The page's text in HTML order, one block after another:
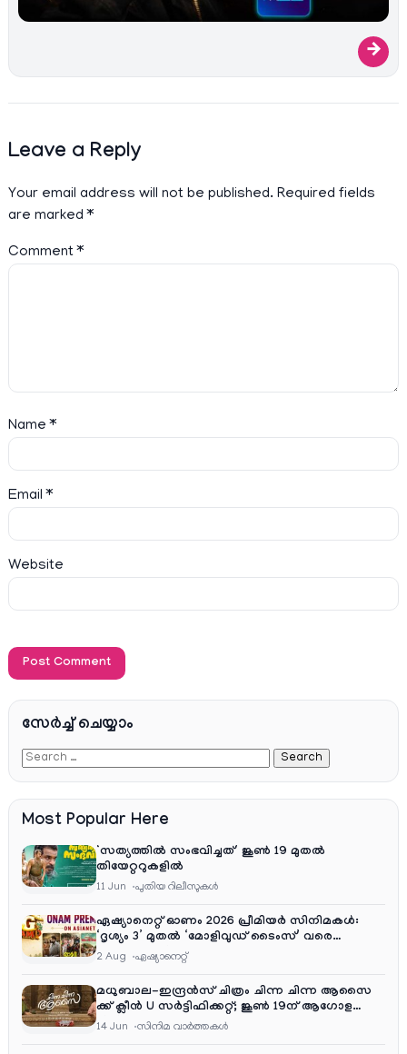
→
Leave a Reply
Your email address will not be published. Required fields
are marked*
Comment*
Name*
Email*
Website
സേര്‍ച്ച്‌ ചെയ്യാം
Most Popular Here
‘സത്യത്തിൽ സംഭവിച്ചത്’ ജൂൺ 19 മുതൽ
തിയേറ്ററുകളിൽ
11 Jun പുതിയ റിലീസുകള്‍
ഏഷ്യാനെറ്റ് ഓണം 2026 പ്രീമിയർ സിനിമകൾ:
‘ദൃശ്യം 3’ മുതൽ ‘മോളിവുഡ് ടൈംസ്’ വരെ
ആഘോഷ വിരുന്ന്
2 Aug ഏഷ്യാനെറ്റ്‌
മധുബാല-ഇന്ദ്രൻസ് ചിത്രം ചിന്ന ചിന്ന ആസൈ
ക്ക് ക്ലീൻ U സർട്ടിഫിക്കറ്റ്; ജൂൺ 19ന് ആഗോള
റിലീസ്
14 Jun സിനിമ വാര്‍ത്തകള്‍